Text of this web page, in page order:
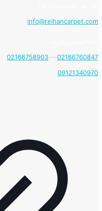
info@reihancarpet.com
02166760847
---
02166758903
09121340970